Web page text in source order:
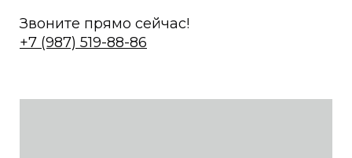
Звоните прямо сейчас!
+7 (987) 519-88-86